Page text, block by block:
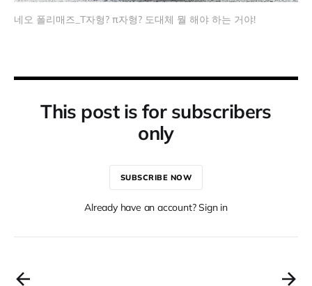
네오 폴리매즈_T자형? π자형? 도대체 뭘 해야 하는 거야!
This post is for subscribers
only
SUBSCRIBE NOW
Already have an account? Sign in